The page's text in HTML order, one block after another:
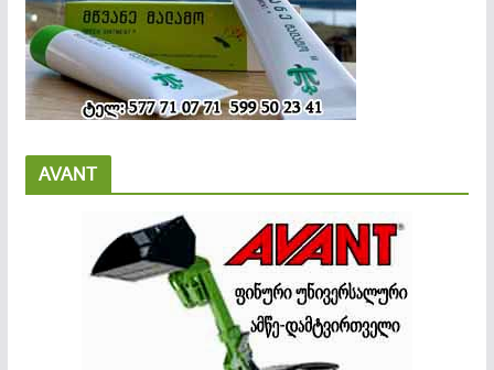
AVANT